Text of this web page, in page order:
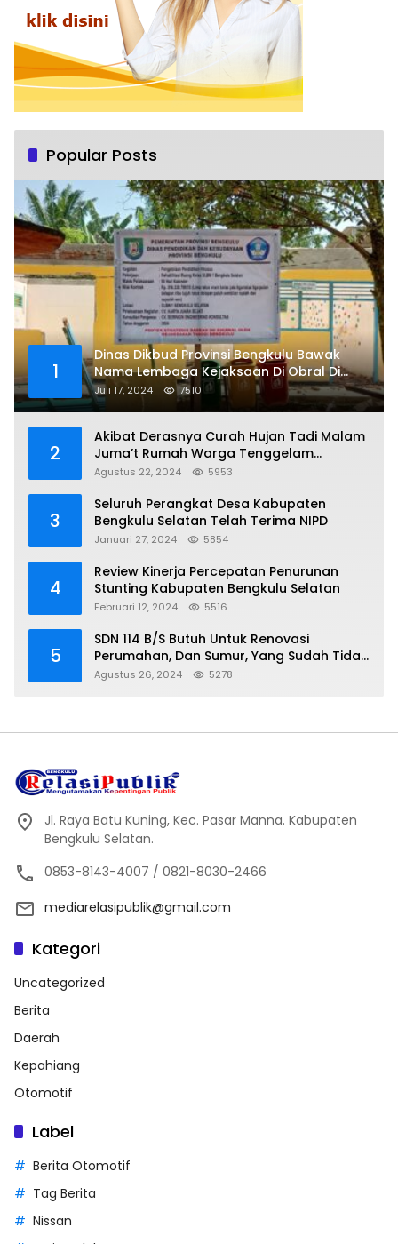
Popular Posts
1
Dinas Dikbud Provinsi Bengkulu Bawak
Nama Lembaga Kejaksaan Di Obral Di
Papan Nama Proyek, Ada Apa?
Juli 17, 2024 7510
2
Akibat Derasnya Curah Hujan Tadi Malam
Juma’t Rumah Warga Tenggelam
Mencapai Dua Miter
Agustus 22, 2024 5953
3
Seluruh Perangkat Desa Kabupaten
Januari 27, 2024 5854
4
Review Kinerja Percepatan Penurunan
Februari 12, 2024 5516
5
SDN 114 B/S Butuh Untuk Renovasi
Perumahan, Dan Sumur, Yang Sudah Tidak
Layak Lagi Di Gunakan
Agustus 26, 2024 5278
Jl. Raya Batu Kuning, Kec. Pasar Manna. Kabupaten
Bengkulu Selatan.
0853-8143-4007 / 0821-8030-2466
mediarelasipublik@gmail.com
Kategori
Uncategorized
Berita
Daerah
Kepahiang
Otomotif
Label
Berita Otomotif
Tag Berita
Nissan